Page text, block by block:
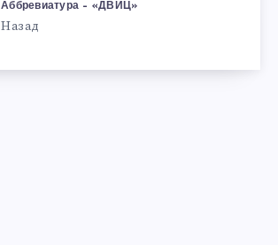
Аббревиатура – «ДВИЦ»
Назад